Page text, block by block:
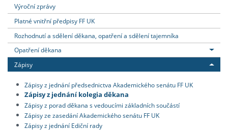
Výroční zprávy
Platné vnitřní předpisy FF UK
Rozhodnutí a sdělení děkana, opatření a sdělení tajemníka
Opatření děkana
Zápisy
Zápisy z jednání předsednictva Akademického senátu FF UK
Zápisy z jednání kolegia děkana
Zápisy z porad děkana s vedoucími základních součástí
Zápisy ze zasedání Akademického senátu FF UK
Zápisy z jednání Ediční rady